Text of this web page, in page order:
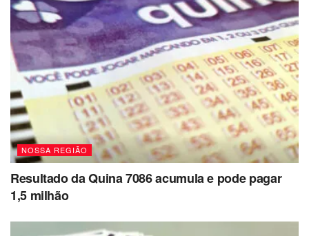
NOSSA REGIÃO
Resultado da Quina 7086 acumula e pode pagar
1,5 milhão